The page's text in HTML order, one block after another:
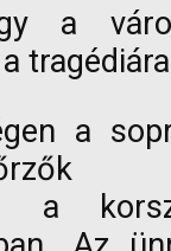
a
a
a